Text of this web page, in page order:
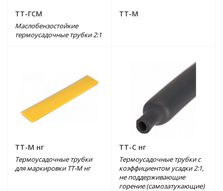
ТТ-ГСМ
Маслобензостойкие
термоусадочные трубки 2:1
ТТ-М
ТТ-М нг
Термоусадочные трубки
для маркировки ТТ-М нг
ТТ-С нг
Термоусадочные трубки с
коэффициентом усадки 2:1,
не поддерживающие
горение (самозатухающие)